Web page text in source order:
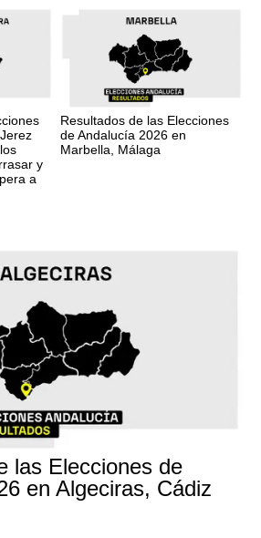
y
a
Resultados de las Elecciones
de Andalucía 2026 en
Marbella, Málaga
las Elecciones de
en Algeciras, Cádiz